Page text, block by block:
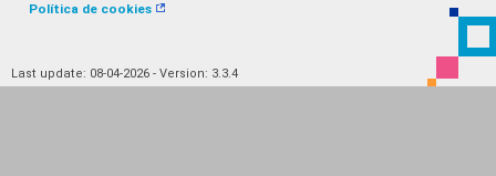
Política de cookies
Last update: 08-04-2026 - Version: 3.3.4